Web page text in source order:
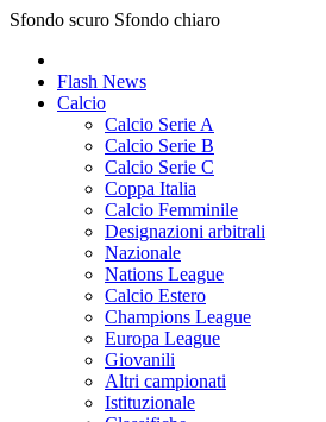
Sfondo scuro Sfondo chiaro
Flash News
Calcio
Calcio Serie A
Calcio Serie B
Calcio Serie C
Coppa Italia
Calcio Femminile
Designazioni arbitrali
Nazionale
Nations League
Calcio Estero
Champions League
Europa League
Giovanili
Altri campionati
Istituzionale